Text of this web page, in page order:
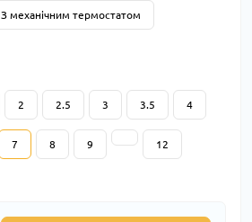
З механічним термостатом
2 2.5 3 3.5 4
7 8 9 12